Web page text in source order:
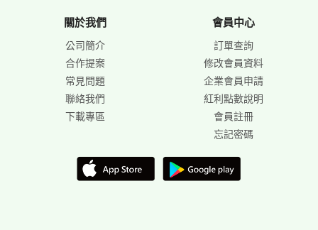
關於我們
公司簡介
合作提案
常見問題
聯絡我們
下載專區
會員中心
訂單查詢
修改會員資料
企業會員申請
紅利點數說明
會員註冊
忘記密碼